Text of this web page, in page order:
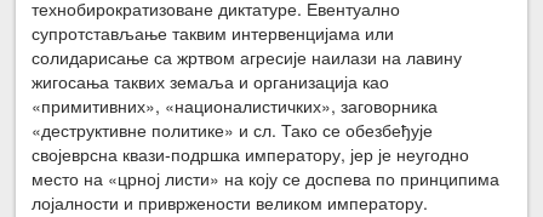
технобирократизоване диктатуре. Евентуално
супротстављање таквим интервенцијама или
солидарисање са жртвом агресије наилази на лавину
жигосања таквих земаља и организација као
«примитивних», «националистичких», заговорника
«деструктивне политике» и сл. Тако се обезбеђује
својеврсна квази-подршка императору, јер је неугодно
место на «црној листи» на коју се доспева по принципима
лојалности и привржености великом императору.